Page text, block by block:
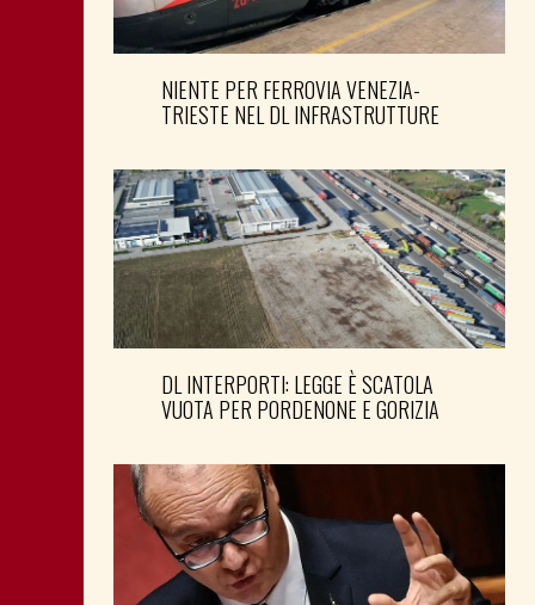
NIENTE PER FERROVIA VENEZIA-
TRIESTE NEL DL INFRASTRUTTURE
DL INTERPORTI: LEGGE È SCATOLA
VUOTA PER PORDENONE E GORIZIA